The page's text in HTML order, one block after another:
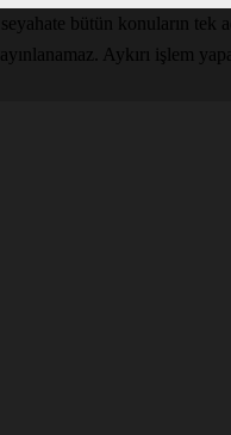
bütün konuların
Aykırı işlem